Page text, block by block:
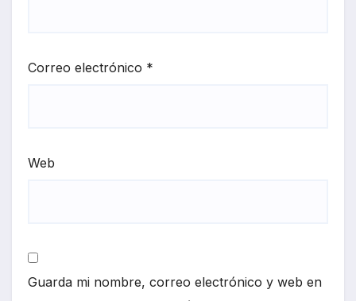
Correo electrónico *
Web
Guarda mi nombre, correo electrónico y web en